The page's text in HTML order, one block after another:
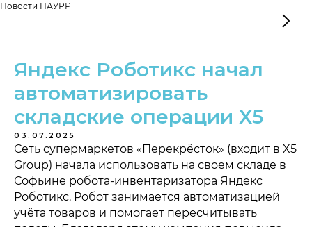
Новости НАУРР
Яндекс Роботикс начал
автоматизировать
складские операции Х5
03.07.2025
Сеть супермаркетов «Перекрёсток» (входит в X5
Group) начала использовать на своем складе в
Софьине робота-инвентаризатора Яндекс
Роботикс. Робот занимается автоматизацией
учёта товаров и помогает пересчитывать